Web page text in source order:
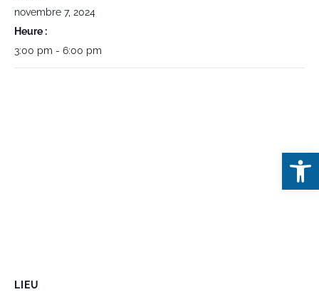
novembre 7, 2024
Heure :
3:00 pm - 6:00 pm
LIEU